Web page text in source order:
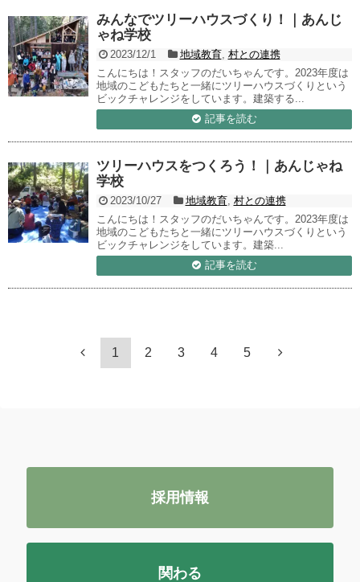
みんなでツリーハウスづくり！｜あんじ
ゃね学校
2023/12/1 地域教育, 村との連携
こんにちは！スタッフのだいちゃんです。2023年度は
地域のこどもたちと一緒にツリーハウスづくりという
ビックチャレンジをしています。建築する...
記事を読む
ツリーハウスをつくろう！｜あんじゃね
学校
2023/10/27 地域教育, 村との連携
こんにちは！スタッフのだいちゃんです。2023年度は
地域のこどもたちと一緒にツリーハウスづくりという
ビックチャレンジをしています。建築...
記事を読む
1 2 3 4 5
採用情報
関わる